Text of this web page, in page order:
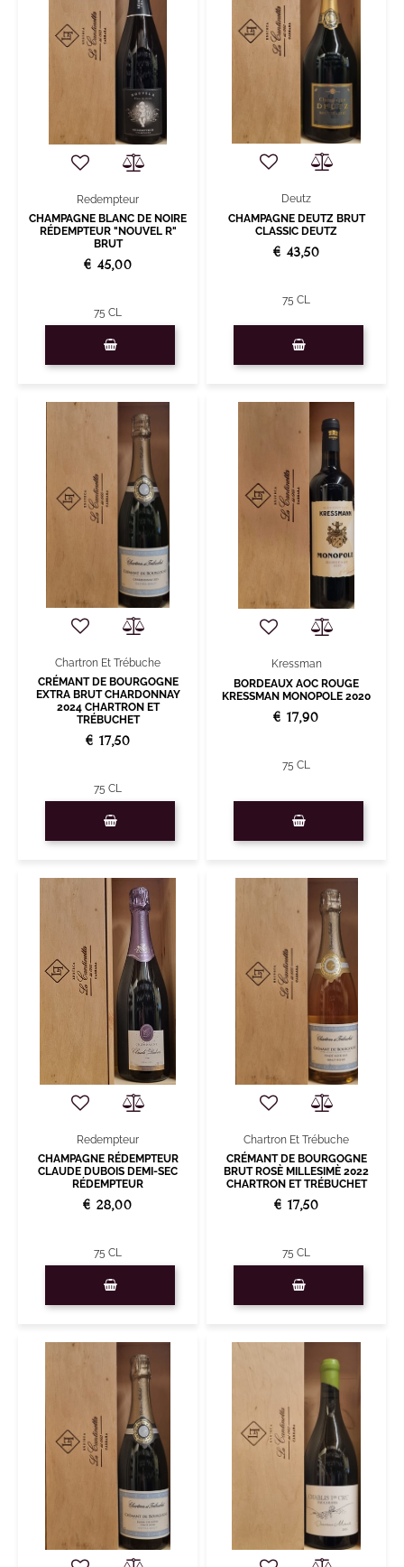
Redempteur
CHAMPAGNE BLANC DE NOIRE
RÉDEMPTEUR "NOUVEL R"
BRUT
€ 45,00
75 CL
Deutz
CHAMPAGNE DEUTZ BRUT
CLASSIC DEUTZ
€ 43,50
75 CL
Chartron Et Trébuche
CRÉMANT DE BOURGOGNE
EXTRA BRUT CHARDONNAY
2024 CHARTRON ET
TRÉBUCHET
€ 17,50
75 CL
Kressman
BORDEAUX AOC ROUGE
KRESSMAN MONOPOLE 2020
€ 17,90
75 CL
Redempteur
CHAMPAGNE RÉDEMPTEUR
CLAUDE DUBOIS DEMI-SEC
RÉDEMPTEUR
€ 28,00
75 CL
Chartron Et Trébuche
CRÉMANT DE BOURGOGNE
BRUT ROSÈ MILLESIMÈ 2022
CHARTRON ET TRÉBUCHET
€ 17,50
75 CL